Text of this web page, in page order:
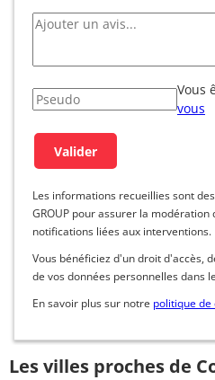
Vous
vous
Les informations recueillies sont
GROUP pour assurer la modération
notifications liées aux interventions.
Vous bénéficiez d'un droit d'accès,
de vos données personnelles dans
En savoir plus sur notre politique
Les villes proches de